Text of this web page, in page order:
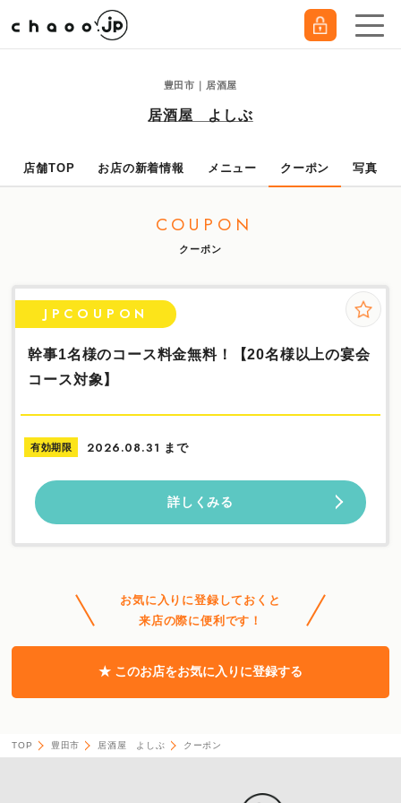
豊田市｜居酒屋
居酒屋 よしぶ
店舗TOP お店の新着情報 メニュー クーポン 写真
COUPON
クーポン
JPCOUPON
幹事1名様のコース料金無料！【20名様以上の宴会
コース対象】
有効期限 2026.08.31 まで
詳しくみる
お気に入りに登録しておくと
来店の際に便利です！
★ このお店をお気に入りに登録する
TOP 豊田市 居酒屋 よしぶ クーポン